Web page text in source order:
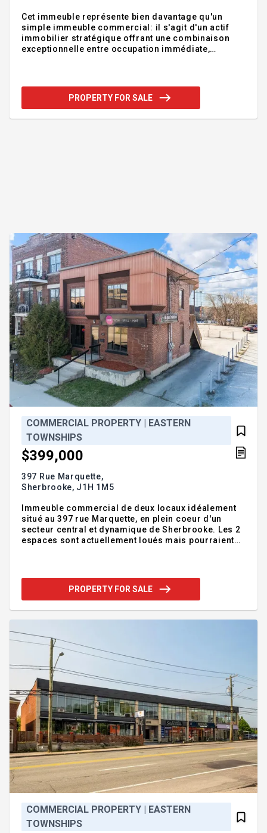
Cet immeuble représente bien davantage qu'un
simple immeuble commercial: il s'agit d'un actif
immobilier stratégique offrant une combinaison
exceptionnelle entre occupation immédiate,
toutefois dans son potentiel de développement. Le
terrain offrant simultanément une localisation
PROPERTY FOR SALE
COMMERCIAL PROPERTY | EASTERN
TOWNSHIPS
$399,000
397 Rue Marquette,
Sherbrooke, J1H 1M5
Immeuble commercial de deux locaux idéalement
situé au 397 rue Marquette, en plein coeur d'un
secteur central et dynamique de Sherbrooke. Les 2
espaces sont actuellement loués mais pourraient
commerciale secondaire à proximité des rues
King, Belvédère et Wellington, assurant une
types de commerces et services. Addendum:Lo
PROPERTY FOR SALE
COMMERCIAL PROPERTY | EASTERN
TOWNSHIPS